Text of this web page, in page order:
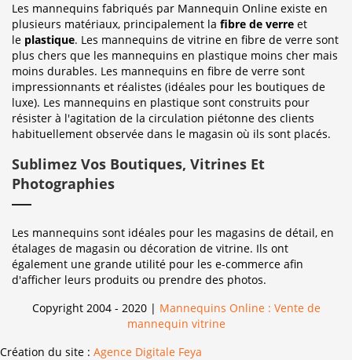
Les mannequins fabriqués par Mannequin Online existe en
plusieurs matériaux, principalement la fibre de verre et
le plastique. Les mannequins de vitrine en fibre de verre sont
plus chers que les mannequins en plastique moins cher mais
moins durables. Les mannequins en fibre de verre sont
impressionnants et réalistes (idéales pour les boutiques de
luxe). Les mannequins en plastique sont construits pour
résister à l'agitation de la circulation piétonne des clients
habituellement observée dans le magasin où ils sont placés.
Sublimez Vos Boutiques, Vitrines Et
Photographies
Les mannequins sont idéales pour les magasins de détail, en
étalages de magasin ou décoration de vitrine. Ils ont
également une grande utilité pour les e-commerce afin
d'afficher leurs produits ou prendre des photos.
Copyright 2004 - 2020 | Mannequins Online : Vente de
mannequin vitrine
Création du site : Agence Digitale Feya